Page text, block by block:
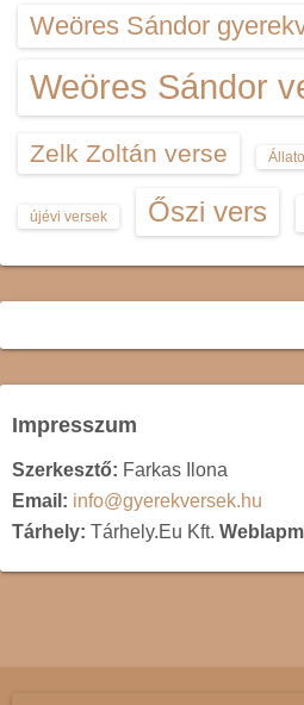
Weöres Sándor
Weöres Sándor
Zelk Zoltán verse
újévi versek Őszi vers
Impresszum
Szerkesztő: Farkas Ilona
Email: info@gyerekversek.hu
Tárhely: Tárhely.Eu Kft.